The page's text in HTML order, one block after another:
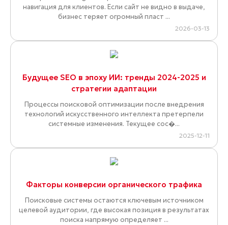
навигация для клиентов. Если сайт не видно в выдаче,
бизнес теряет огромный пласт ...
2026-03-13
Будущее SEO в эпоху ИИ: тренды 2024-2025 и
стратегии адаптации
Процессы поисковой оптимизации после внедрения
технологий искусственного интеллекта претерпели
системные изменения. Текущее сос�...
2025-12-11
Факторы конверсии органического трафика
Поисковые системы остаются ключевым источником
целевой аудитории, где высокая позиция в результатах
поиска напрямую определяет ...